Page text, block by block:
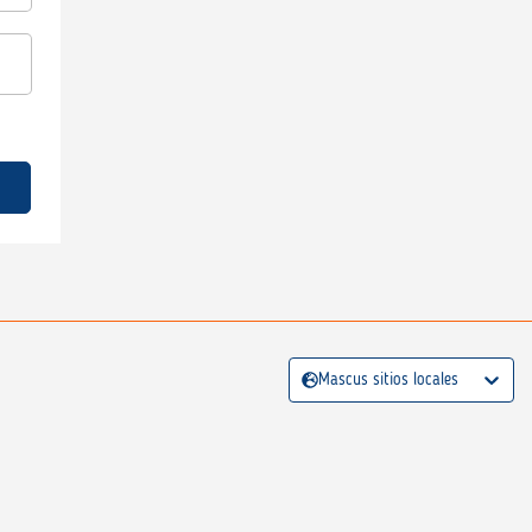
Mascus sitios locales